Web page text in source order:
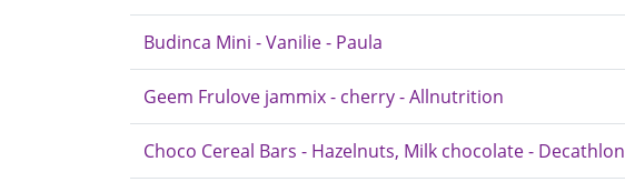
Budinca Mini - Vanilie - Paula
Geem Frulove jammix - cherry - Allnutrition
Choco Cereal Bars - Hazelnuts, Milk chocolate - Decathlon